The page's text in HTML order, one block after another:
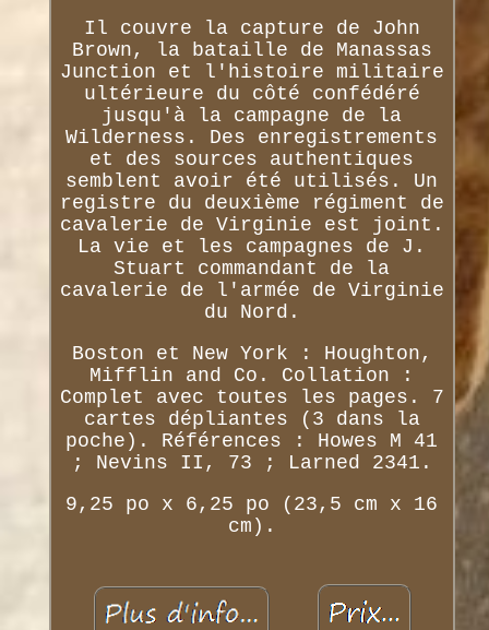
Il couvre la capture de John
Brown, la bataille de Manassas
Junction et l'histoire militaire
ultérieure du côté confédéré
jusqu'à la campagne de la
Wilderness. Des enregistrements
et des sources authentiques
semblent avoir été utilisés. Un
registre du deuxième régiment de
cavalerie de Virginie est joint.
La vie et les campagnes de J.
Stuart commandant de la
cavalerie de l'armée de Virginie
du Nord.
Boston et New York : Houghton,
Mifflin and Co. Collation :
Complet avec toutes les pages. 7
cartes dépliantes (3 dans la
poche). Références : Howes M 41
; Nevins II, 73 ; Larned 2341.
9,25 po x 6,25 po (23,5 cm x 16
cm).